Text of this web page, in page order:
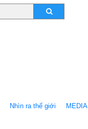
Nhìn ra thế giới MEDIA